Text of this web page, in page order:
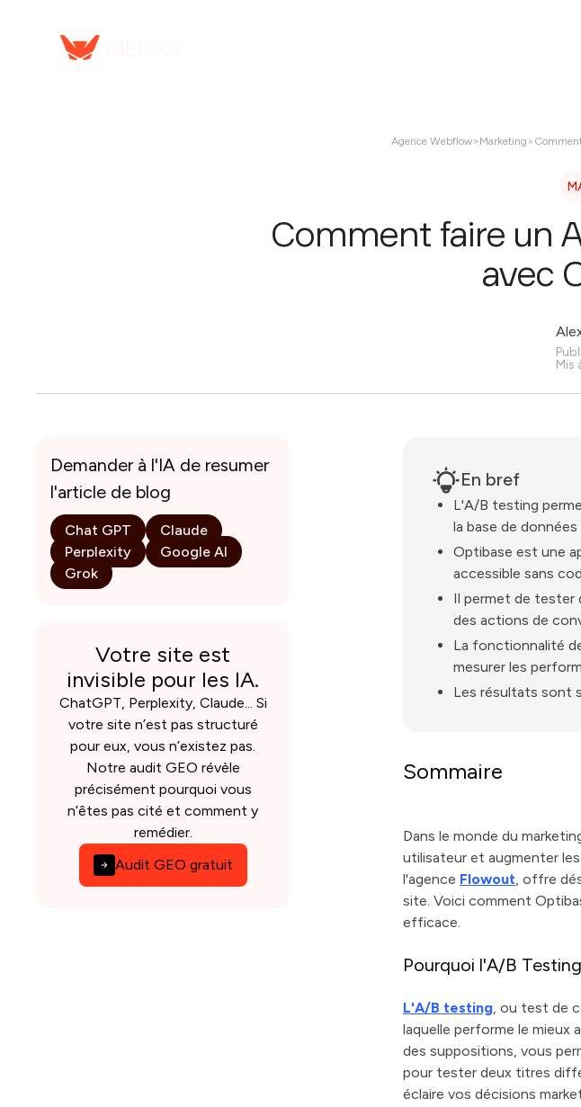
Agence Webflow> Marketing >
Comment faire un
avec
Mis
Demander à l'IA de resumer
l'article de blog
Chat GPT
Claude
Perplexity
Google AI
Grok
Votre site est
invisible pour les IA.
ChatGPT, Perplexity, Claude... Si
votre site n’est pas structuré
pour eux, vous n’existez pas.
Notre audit GEO révèle
précisément pourquoi vous
n’êtes pas cité et comment y
remédier.
Audit GEO gratuit
En bref
L'A/B testing
la base de données
Optibase est une
accessible sans
Il permet de tester
des actions de
La fonctionnalité
mesurer les
Les résultats sont
Sommaire
Dans le monde du
utilisateur et augmenter
l'agence Flowout, offre
site. Voici comment
efficace.
Pourquoi l'A/B
L'A/B testing, ou test de
laquelle performe le
des suppositions, vous
pour tester deux titres
éclaire vos décisions